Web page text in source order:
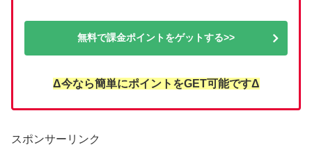
無料で課金ポイントをゲットする>>
Δ今なら簡単にポイントをGET可能ですΔ
スポンサーリンク